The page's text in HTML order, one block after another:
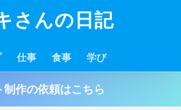
さんの日記
仕事 食事 学び
作の依頼はこちら